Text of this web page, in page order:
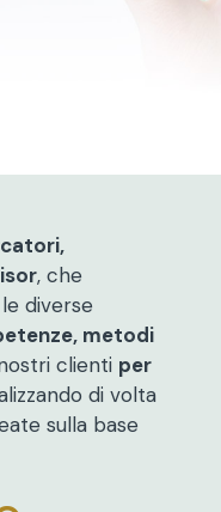
, che
diverse
metodi
clienti per
di volta
sulla base